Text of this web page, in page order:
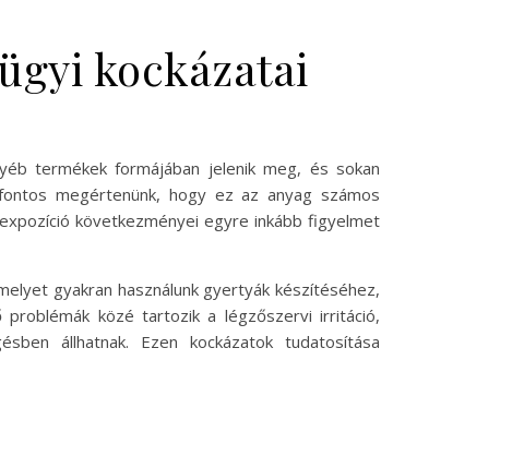
kockázatai
termékek formájában jelenik meg, és sokan
megértenünk, hogy ez az anyag számos
következményei egyre inkább figyelmet
gyakran használunk gyertyák készítéséhez,
problémák közé tartozik a légzőszervi irritáció,
állhatnak. Ezen kockázatok tudatosítása